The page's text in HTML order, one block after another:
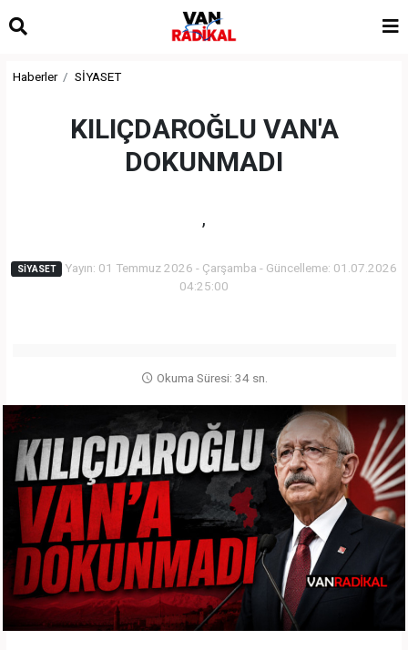
Haberler SİYASET
KILIÇDAROĞLU VAN'A
DOKUNMADI
,
SİYASET
Yayın: 01 Temmuz 2026 - Çarşamba - Güncelleme: 01.07.2026
04:25:00
Okuma Süresi: 34 sn.